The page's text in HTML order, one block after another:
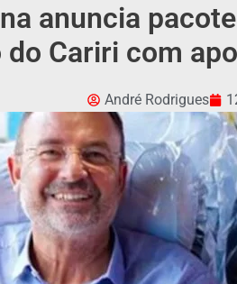
anuncia
do Cariri com
André Rodrigues